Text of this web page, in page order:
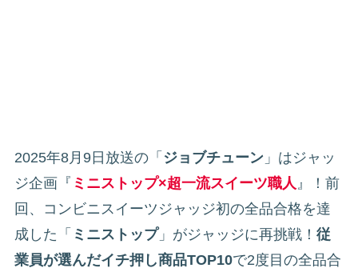
2025年8月9日放送の「 ジョブチューン 」はジャッ
ジ企画『 ミニストップ×超一流スイーツ職人 』！前
回、コンビニスイーツジャッジ初の全品合格を達
成した「 ミニストップ」がジャッジに再挑戦！ 従
業員が選んだイチ押し商品TOP10で2度目の全品合